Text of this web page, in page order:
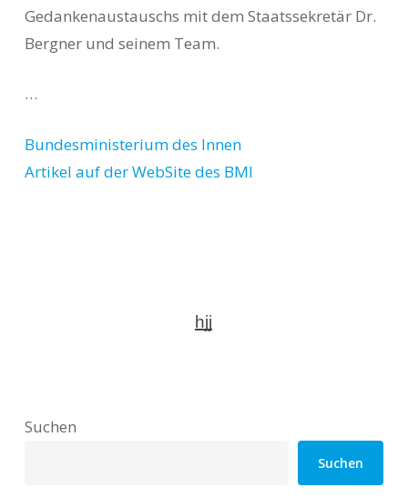
Gedankenaustauschs mit dem Staatssekretär Dr.
Bergner und seinem Team.
…
Bundesministerium des Innen
Artikel auf der WebSite des BMI
hjj
Suchen
Suchen